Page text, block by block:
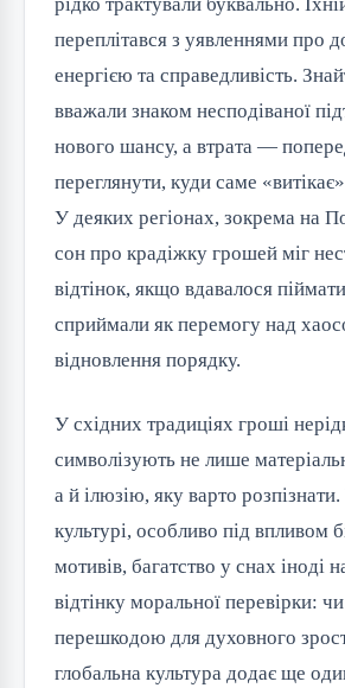
переплітався з уявленнями про
енергією та справедливість.
вважали знаком несподіваної
нового шансу, а втрата —
переглянути, куди саме
У деяких регіонах, зокрема на
сон про крадіжку грошей міг
відтінок, якщо вдавалося
сприймали як перемогу над
відновлення порядку.
У східних традиціях гроші
символізують не лише
а й ілюзію, яку варто
культурі, особливо під впливом
мотивів, багатство у снах іноді
відтінку моральної перевірки:
перешкодою для духовного
глобальна культура додає ще